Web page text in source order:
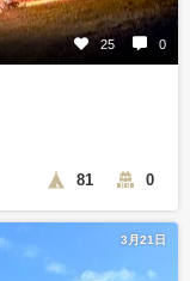
25 0
81 0
3月21日